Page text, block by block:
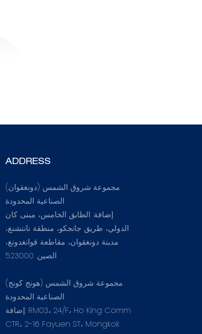
ADDRESS
مجموعة شروق الشمس (دونغقوان)
إضافة: الطابق الخامس، مبنى كان
الدولي، طريق جانجكو، منطقة نانتشنغ،
مدينة دونغقوان، مقاطعة قوانغدونغ،
الصين. 523000
مجموعة شروق الشمس (هونج كونج)
إضافة: RM03، 24/F، Ho King Comm
CTR، 2-16 Fayuen ST، Mongkok